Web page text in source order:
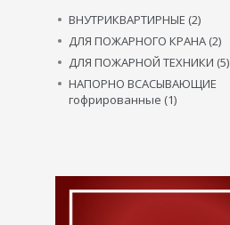
ВНУТРИКВАРТИРНЫЕ (2)
ДЛЯ ПОЖАРНОГО КРАНА (2)
ДЛЯ ПОЖАРНОЙ ТЕХНИКИ (5)
НАПОРНО ВСАСЫВАЮЩИЕ
гофрированные (1)